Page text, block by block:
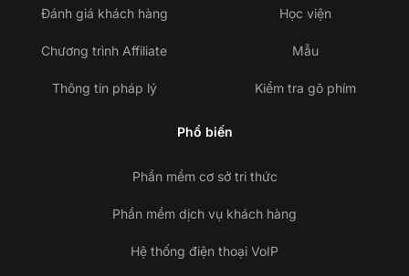
Đánh giá khách hàng
Chương trình Affiliate
Thông tin pháp lý
Học viện
Mẫu
Kiểm tra gõ phím
Phổ biến
Phần mềm cơ sở tri thức
Phần mềm dịch vụ khách hàng
Hệ thống điện thoại VoIP